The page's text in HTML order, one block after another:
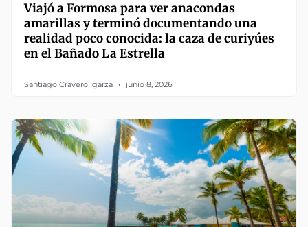
Viajó a Formosa para ver anacondas
amarillas y terminó documentando una
realidad poco conocida: la caza de curiyúes
en el Bañado La Estrella
Santiago Cravero Igarza junio 8, 2026